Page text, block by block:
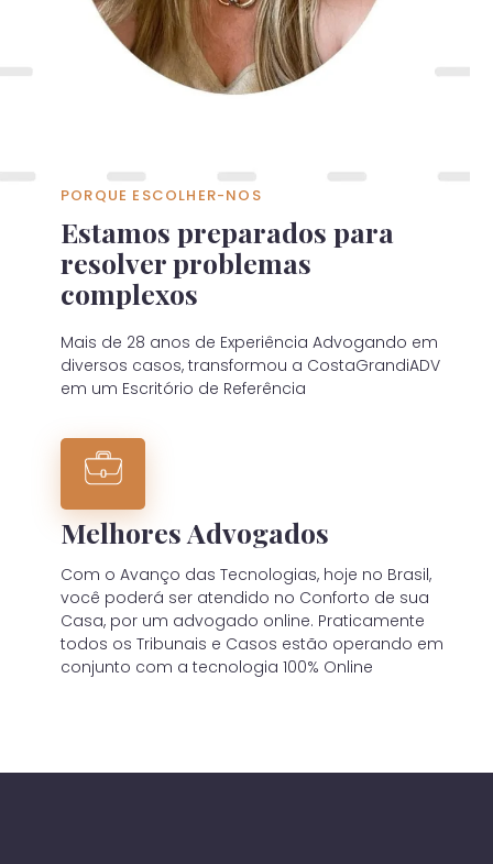
PORQUE ESCOLHER-NOS
Estamos preparados para
resolver problemas
complexos
Mais de 28 anos de Experiência Advogando em
diversos casos, transformou a CostaGrandiADV
em um Escritório de Referência
Melhores Advogados
Com o Avanço das Tecnologias, hoje no Brasil,
você poderá ser atendido no Conforto de sua
Casa, por um advogado online. Praticamente
todos os Tribunais e Casos estão operando em
conjunto com a tecnologia 100% Online